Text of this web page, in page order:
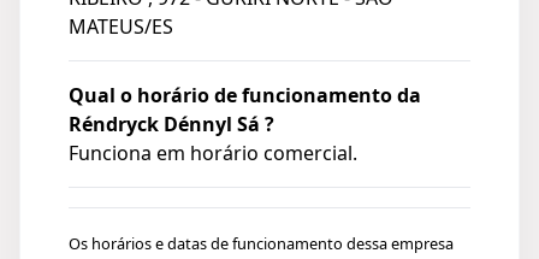
MATEUS/ES
Qual o horário de funcionamento da
Réndryck Dénnyl Sá ?
Funciona em horário comercial.
Os horários e datas de funcionamento dessa empresa